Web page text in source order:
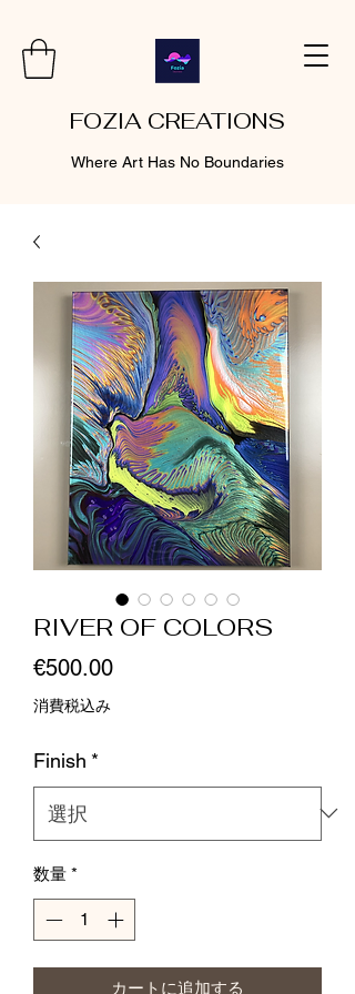
FOZIA CREATIONS
Where Art Has No Boundaries
RIVER OF COLORS
€500.00価
消費税込み
Finish *
数量 *
カートに追加する